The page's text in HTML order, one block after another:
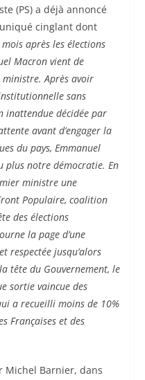
(PS) a déjà annoncé
cinglant dont
après les élections
Macron vient de
Après avoir
sans
inattendue décidée par
avant d’engager la
du pays, Emmanuel
plus notre démocratie. En
ministre une
Populaire, coalition
des élections
la page d’une
respectée jusqu’alors
tête du Gouvernement, le
sortie vaincue des
a recueilli moins de 10%
Françaises et des
Michel Barnier, dans